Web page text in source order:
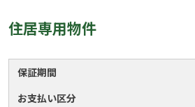
住居専用物件
保証期間
お支払い区分